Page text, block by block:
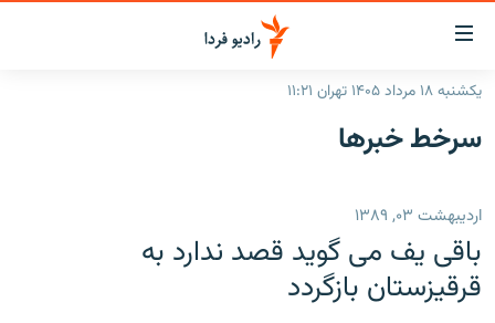
لینک‌های
قابلیت
دسترسی
بازگشت
اصلی
رفتن
صفحه
ایران
رادیو
انتخاب کنید و بشنوید
پادکست
یکشنبه ۱۸ مرداد ۱۴۰۵ تهران ۱۱:۲۱
سرخط‌ خبرها
اردیبهشت ۰۳, ۱۳۸۹
باقی یف می گوید قصد ندارد به
قرقیزستان بازگردد